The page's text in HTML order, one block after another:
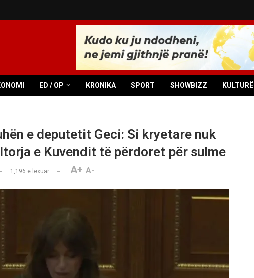
ED / OP KRONIKA SPORT SHOWBIZZ KULTURË
e deputetit Geci: Si kryetare nuk
e Kuvendit të përdoret për sulme
1,196 e lexuar A+ A-